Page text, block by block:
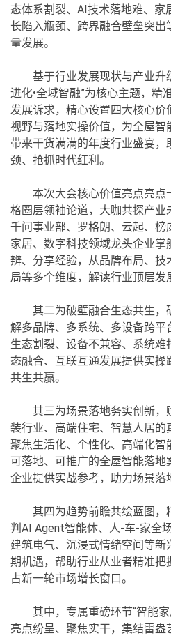
态体系割裂、AI技术落地难、家
长陷入瓶颈、跨界融合壁垒突
量发展。
基于行业发展现状与产业升
进化•全域智融”为核心主题，精
发展诉求，精心设置四大核心
视野与落地实操价值，为全屋
带来干货满满的年度行业盛宴
颈、抢抓时代红利。
本次大会核心价值亮点亮
格圈层领袖论道，大咖共探产
千问事业部、罗格朗、云起、
家居、数字科技领域龙头企业
辨、分享经验，从品牌布局、
局等多个维度，解读行业顶层发
其二为破壁融合生态共生
解多品牌、多系统、多设备跨
生态割裂、设备不兼容、系统
态融合、互联互通发展提供实操
共生共赢。
其三为场景落地务实创新
装行业、高端住宅、智慧人居的
聚焦生活化、个性化、高端化智
可落地、可推广的全屋智能落
企业提供实战参考，助力场景落
其四为趋势前瞻共绘蓝图
判AI Agent智能体、人-车-家全
建筑电气、沉浸式情绪空间等
期机遇，帮助行业从业者精准
占新一轮市场增长窗口。
其中，专属重磅环节“智能
亮点纷呈、聚焦实干，集结雷